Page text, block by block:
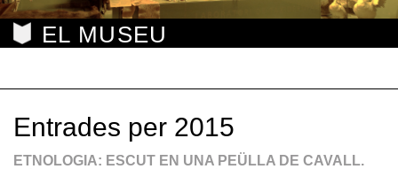
EL MUSEU
Entrades per 2015
ETNOLOGIA: ESCUT EN UNA PEÜLLA DE CAVALL.